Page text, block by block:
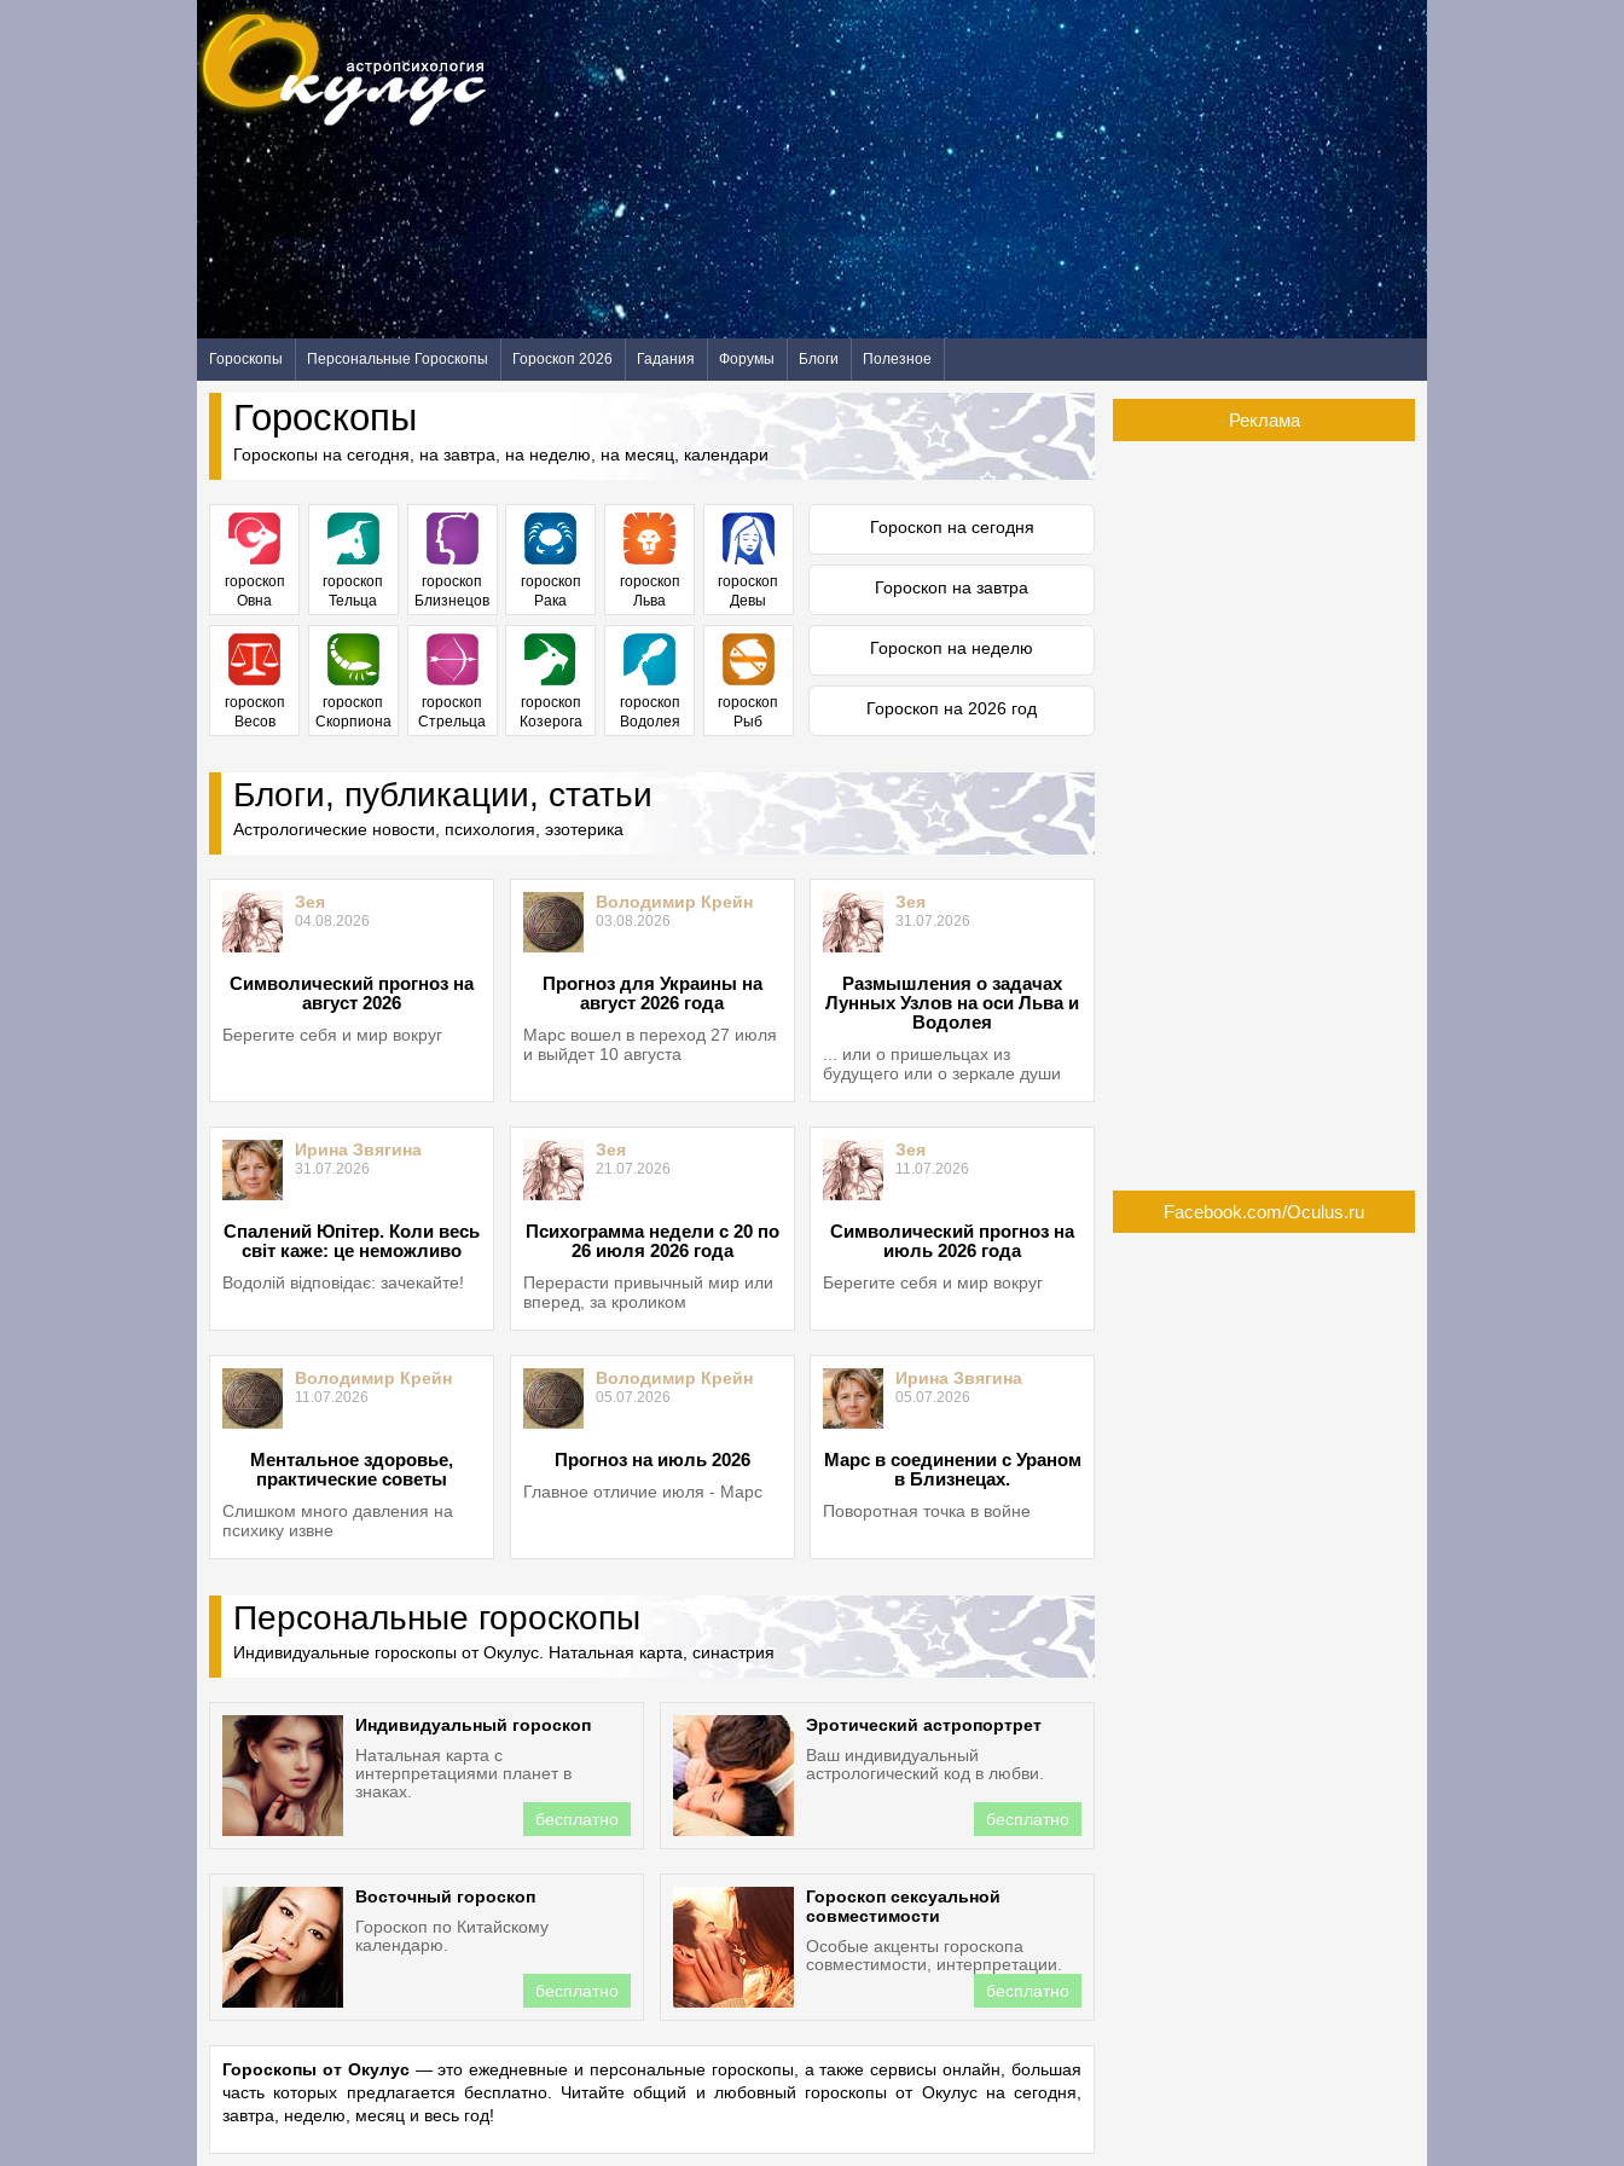
Гороскопы Персональные Гороскопы Гороскоп 2026 Гадания Форумы Блоги Полезное
Гороскопы
Гороскопы на сегодня, на завтра, на неделю, на месяц, календари
гороскоп
Овна
гороскоп
Тельца
гороскоп
Близнецов
гороскоп
Рака
гороскоп
Льва
гороскоп
Девы
гороскоп
Весов
гороскоп
Скорпиона
гороскоп
Стрельца
гороскоп
Козерога
гороскоп
Водолея
гороскоп
Рыб
Гороскоп на сегодня
Гороскоп на завтра
Гороскоп на неделю
Гороскоп на 2026 год
Блоги, публикации, статьи
Астрологические новости, психология, эзотерика
Зея
04.08.2026
Символический прогноз на
август 2026
Берегите себя и мир вокруг
Володимир Крейн
03.08.2026
Прогноз для Украины на
август 2026 года
Марс вошел в переход 27 июля
и выйдет 10 августа
Зея
31.07.2026
Размышления о задачах
Лунных Узлов на оси Льва и
Водолея
... или о пришельцах из
будущего или о зеркале души
Ирина Звягина
31.07.2026
Спалений Юпітер. Коли весь
світ каже: це неможливо
Водолій відповідає: зачекайте!
Зея
21.07.2026
Психограмма недели с 20 по
26 июля 2026 года
Перерасти привычный мир или
вперед, за кроликом
Зея
11.07.2026
Символический прогноз на
июль 2026 года
Берегите себя и мир вокруг
Володимир Крейн
11.07.2026
Ментальное здоровье,
практические советы
Слишком много давления на
психику извне
Володимир Крейн
05.07.2026
Прогноз на июль 2026
Главное отличие июля - Марс
Ирина Звягина
05.07.2026
Марс в соединении с Ураном
в Близнецах.
Поворотная точка в войне
Персональные гороскопы
Индивидуальные гороскопы от Окулус. Натальная карта, синастрия
Индивидуальный гороскоп
Натальная карта с
интерпретациями планет в
знаках.
бесплатно
Эротический астропортрет
Ваш индивидуальный
астрологический код в любви.
бесплатно
Восточный гороскоп
Гороскоп по Китайскому
календарю.
бесплатно
Гороскоп сексуальной
совместимости
Особые акценты гороскопа
совместимости, интерпретации.
бесплатно
Гороскопы от Окулус— это ежедневные и персональные гороскопы, а также сервисы онлайн, большая
часть которых предлагается бесплатно. Читайте общий и любовный гороскопы от Окулус на сегодня,
завтра, неделю, месяц и весь год!
Реклама
Facebook.com/Oculus.ru